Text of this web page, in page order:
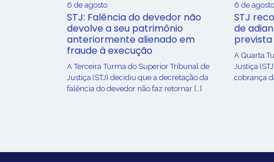
6 de agosto
STJ: Falência do devedor não
devolve a seu patrimônio
anteriormente alienado em
fraude à execução
A Terceira Turma do Superior Tribunal de
Justiça (STJ) decidiu que a decretação da
falência do devedor não faz retornar […]
6 de agosto
STJ
de
A Quarta
Justiça
cobrança